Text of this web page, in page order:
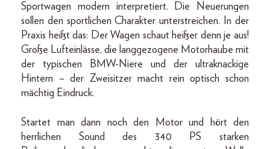
Sportwagen modern interpretiert. Die Neuerungen
sollen den sportlichen Charakter unterstreichen. In der
Praxis heißt das: Der Wagen schaut heißer denn je aus!
Große Lufteinlässe, die langgezogene Motorhaube mit
der typischen BMW-Niere und der ultraknackige
Hintern – der Zweisitzer macht rein optisch schon
mächtig Eindruck.
Startet man dann noch den Motor und hört den
herrlichen Sound des 340 PS starken